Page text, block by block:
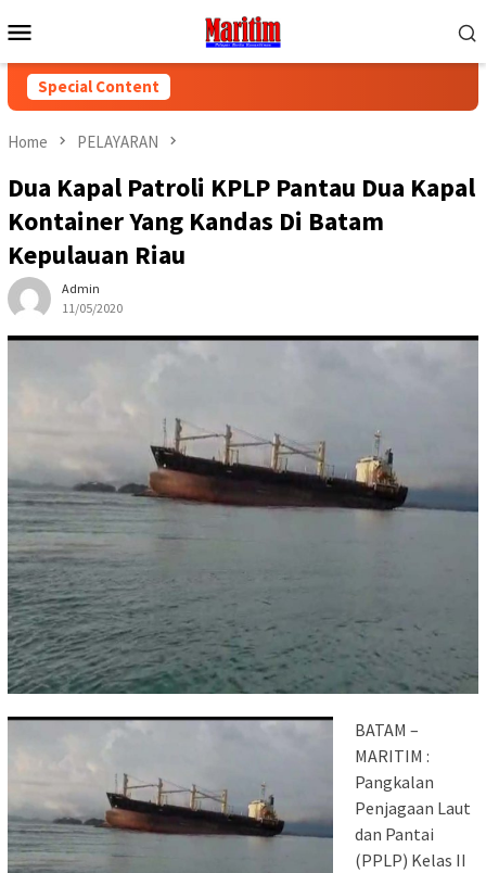
to
Menu
Special Content
Home PELAYARAN
Dua Kapal Patroli KPLP Pantau Dua Kapal
Kontainer Yang Kandas Di Batam
Kepulauan Riau
Admin
11/05/2020
BATAM –
MARITIM :
Pangkalan
Penjagaan Laut
dan Pantai
(PPLP) Kelas II